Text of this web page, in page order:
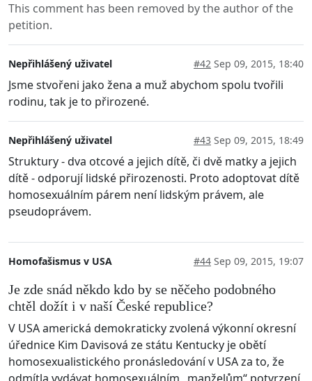
This comment has been removed by the author of the
petition.
Nepřihlášený uživatel #42 Sep 09, 2015, 18:40
Jsme stvořeni jako žena a muž abychom spolu tvořili
rodinu, tak je to přirozené.
Nepřihlášený uživatel #43 Sep 09, 2015, 18:49
Struktury - dva otcové a jejich dítě, či dvě matky a jejich
dítě - odporují lidské přirozenosti. Proto adoptovat dítě
homosexuálním párem není lidským právem, ale
pseudoprávem.
Homofašismus v USA #44 Sep 09, 2015, 19:07
Je zde snád někdo kdo by se něčeho podobného
chtěl dožít i v naší České republice?
V USA americká demokraticky zvolená výkonní okresní
úřednice Kim Davisová ze státu Kentucky je obětí
homosexualistického pronásledování v USA za to, že
odmítla vydávat homosexuálním „manželům“ potvrzení